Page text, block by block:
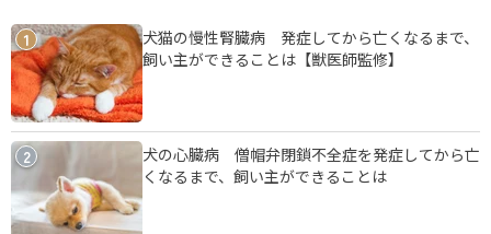
1
犬猫の慢性腎臓病 発症してから亡くなるまで、
飼い主ができることは【獣医師監修】
2
犬の心臓病 僧帽弁閉鎖不全症を発症してから亡
くなるまで、飼い主ができることは